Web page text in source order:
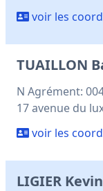
voir les
TUAILLON
N Agrément:
17 avenue du
voir les
LIGIER Kevin